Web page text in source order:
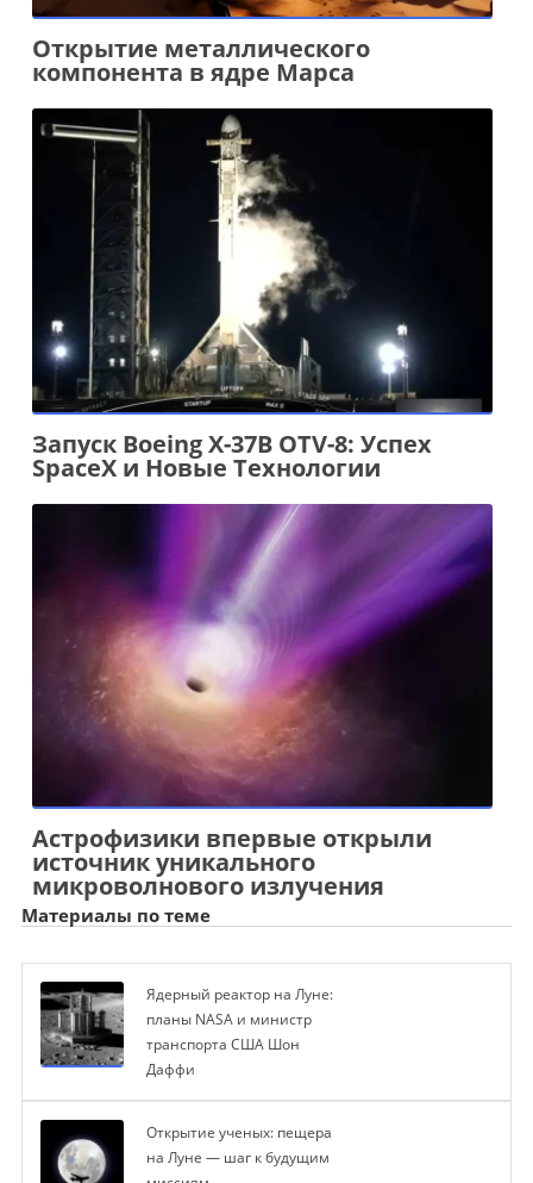
Открытие металлического
компонента в ядре Марса
Запуск Boeing X-37B OTV-8: Успех
SpaceX и Новые Технологии
Астрофизики впервые открыли
источник уникального
микроволнового излучения
Материалы по теме
Ядерный реактор на Луне:
планы NASA и министр
транспорта США Шон
Даффи
Открытие ученых: пещера
на Луне — шаг к будущим